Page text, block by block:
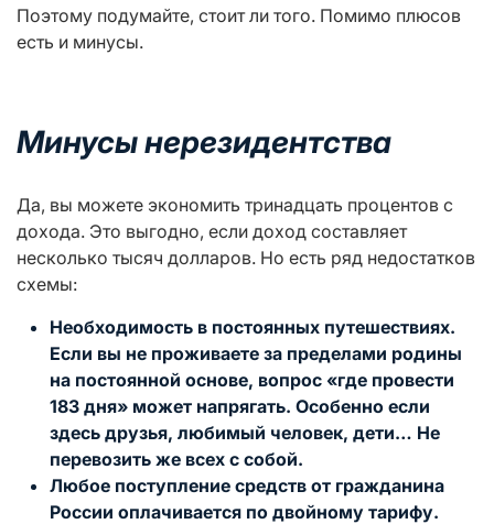
Поэтому подумайте, стоит ли того. Помимо плюсов
есть и минусы.
Минусынерезидентства
Да, вы можете экономить тринадцать процентов с
дохода. Это выгодно, если доход составляет
несколько тысяч долларов. Но есть ряд недостатков
схемы:
Необходимость в постоянных путешествиях.
Если вы не проживаете за пределами родины
на постоянной основе, вопрос «где провести
183 дня» может напрягать. Особенно если
здесь друзья, любимый человек, дети… Не
перевозить же всех с собой.
Любое поступление средств от гражданина
России оплачивается по двойному тарифу.